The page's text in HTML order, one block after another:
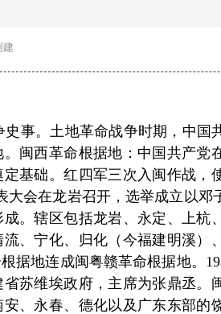
建
史事。土地革命战争时期，中国
闽西革命根据地：中国共产党
基础。红四军三次入闽作战，
大会在龙岩召开，选举成立以邓
。辖区包括龙岩、永定、上杭
、宁化、归化（今福建明溪）
据地连成闽粤赣革命根据地。
苏维埃政府，主席为张鼎丞。
、永春、德化以及广东东部的